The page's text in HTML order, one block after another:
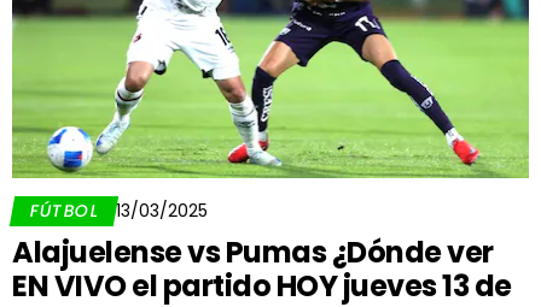
FÚTBOL 13/03/2025
Alajuelense vs Pumas ¿Dónde ver
EN VIVO el partido HOY jueves 13 de